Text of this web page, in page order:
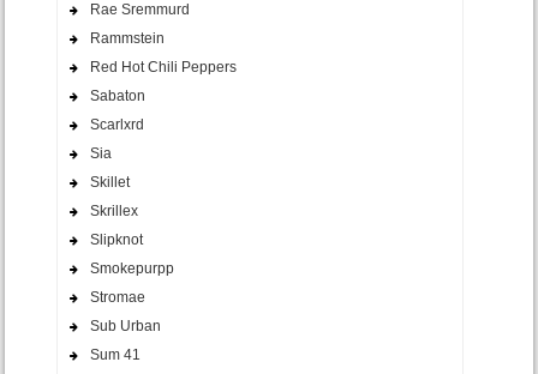
Rae Sremmurd
Rammstein
Red Hot Chili Peppers
Sabaton
Scarlxrd
Sia
Skillet
Skrillex
Slipknot
Smokepurpp
Stromae
Sub Urban
Sum 41